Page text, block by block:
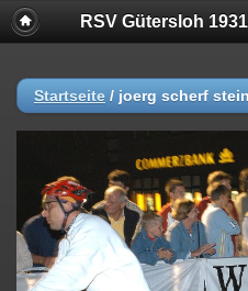
RSV Gütersloh
Startseite / joerg scherf